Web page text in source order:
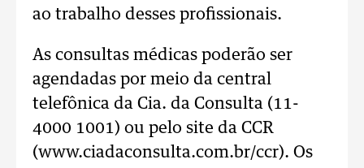
ao trabalho desses profissionais.
As consultas médicas poderão ser
agendadas por meio da central
telefônica da Cia. da Consulta (11-
4000 1001) ou pelo site da CCR
(www.ciadaconsulta.com.br/ccr). Os